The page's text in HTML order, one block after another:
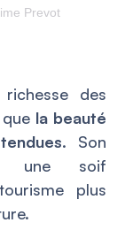
Prevot
des
la beauté
. Son
une soif
plus